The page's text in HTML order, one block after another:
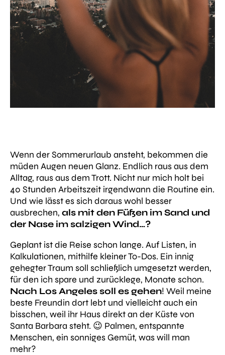
Wenn der Sommerurlaub ansteht, bekommen die
müden Augen neuen Glanz. Endlich raus aus dem
Alltag, raus aus dem Trott. Nicht nur mich holt bei
40 Stunden Arbeitszeit irgendwann die Routine ein.
Und wie lässt es sich daraus wohl besser
ausbrechen, als mit den Füßen im Sand und
der Nase im salzigen Wind…?
Geplant ist die Reise schon lange. Auf Listen, in
Kalkulationen, mithilfe kleiner To-Dos. Ein innig
gehegter Traum soll schließlich umgesetzt werden,
für den ich spare und zurücklege, Monate schon.
Nach Los Angeles soll es gehen! Weil meine
beste Freundin dort lebt und vielleicht auch ein
bisschen, weil ihr Haus direkt an der Küste von
Santa Barbara steht. 😉 Palmen, entspannte
Menschen, ein sonniges Gemüt, was will man
mehr?